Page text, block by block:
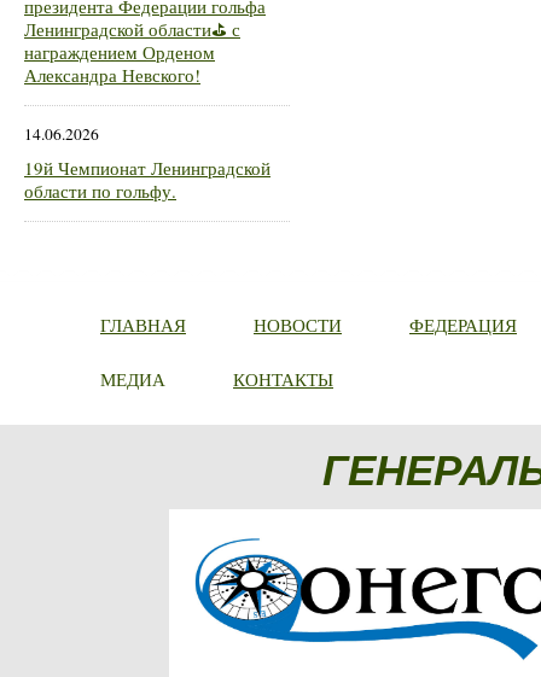
президента Федерации гольфа
Ленинградской области⛳ с
награждением Орденом
Александра Невского!
14.06.2026
19й Чемпионат Ленинградской
области по гольфу.
ГЛАВНАЯ НОВОСТИ ФЕДЕРАЦИЯ
МЕДИА КОНТАКТЫ